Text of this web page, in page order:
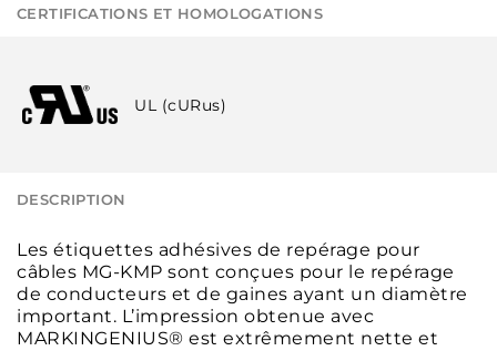
CERTIFICATIONS ET HOMOLOGATIONS
UL (cURus)
DESCRIPTION
Les étiquettes adhésives de repérage pour
câbles MG-KMP sont conçues pour le repérage
de conducteurs et de gaines ayant un diamètre
important. L’impression obtenue avec
MARKINGENIUS® est extrêmement nette et